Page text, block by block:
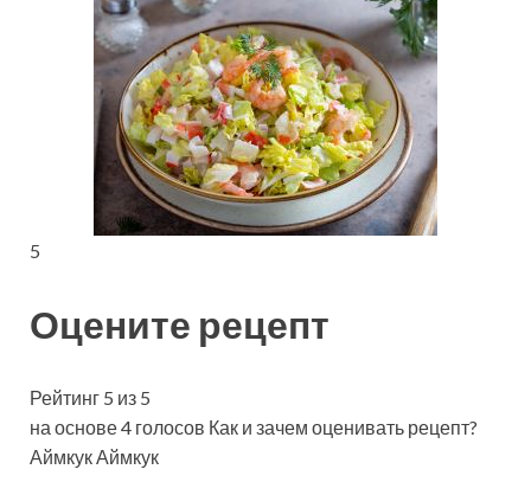
5
Оцените рецепт
Рейтинг 5 из 5
на основе 4 голосов Как и зачем оценивать рецепт?
Аймкук Аймкук